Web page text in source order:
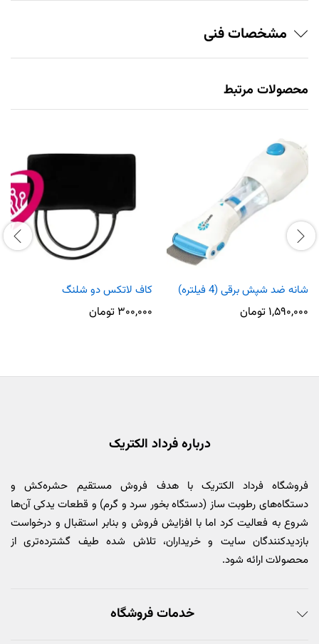
مشخصات فنی
محصولات مرتبط
شانه ضد شپش برقی (4 فیلتره)
۱,۵۹۰,۰۰۰ تومان
کاف لاتکس دو شلنگ
۳۰۰,۰۰۰ تومان
درباره فرداد الکتریک
فروشگاه فرداد الکتریک با هدف فروش مستقیم حشره‌کش و
دستگاه‌های رطوبت ساز (دستگاه بخور سرد و گرم) و قطعات یدکی آن‌ها
شروع به فعالیت کرد اما با افزایش فروش و بنابر استقبال و درخواست
بازدیدکنندگان سایت و خریداران، تلاش شده طیف گشترده‌تری از
محصولات ارائه شود.
خدمات فروشگاه